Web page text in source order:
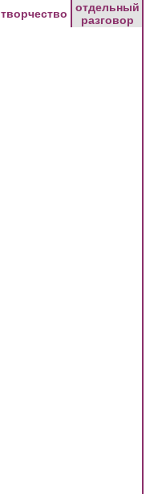
творчество
отдельный
разговор